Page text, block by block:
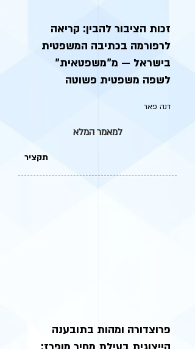
זכות הציבור להבין: קריאה
לרפורמה בכתיבה המשפטית
בישראל — מ"משפטאית"
לשפה משפטית פשוטה
דנה פאר
למאמר המלא
תקציר
פרוצדורה ומהות בתובענה